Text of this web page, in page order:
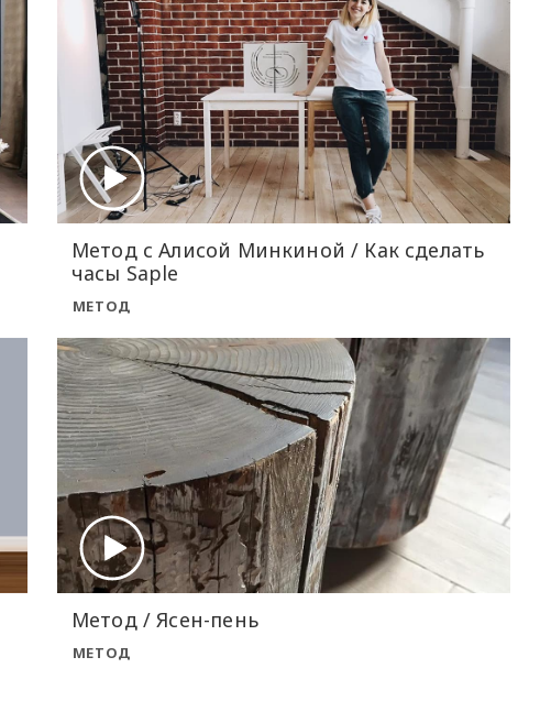
Метод с Алисой Минкиной / Как сделать
часы Saple
МЕТОД
Метод / Ясен-пень
МЕТОД